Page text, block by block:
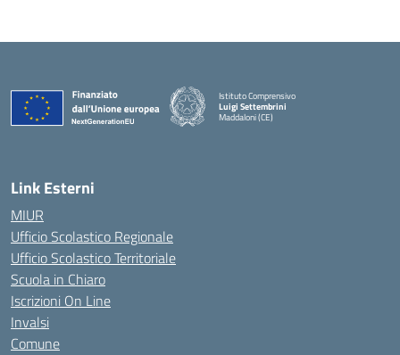
Istituto Comprensivo
Luigi Settembrini
Maddaloni (CE)
Link Esterni
MIUR
Ufficio Scolastico Regionale
Ufficio Scolastico Territoriale
Scuola in Chiaro
Iscrizioni On Line
Invalsi
Comune